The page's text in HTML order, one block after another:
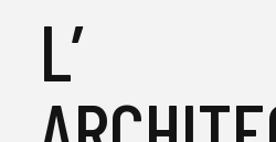
L’